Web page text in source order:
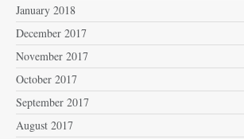
January 2018
December 2017
November 2017
October 2017
September 2017
August 2017